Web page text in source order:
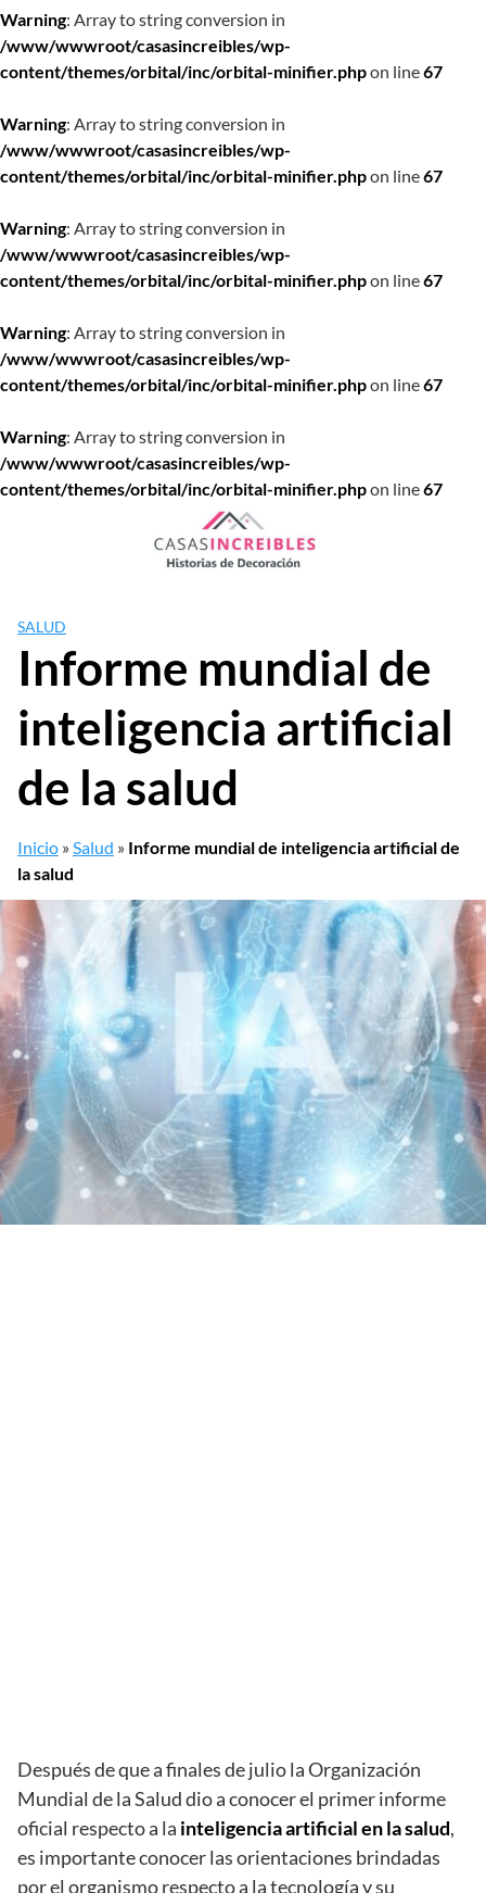
Warning: Array to string conversion in
/www/wwwroot/casasincreibles/wp-
content/themes/orbital/inc/orbital-minifier.phpon line67
Warning: Array to string conversion in
/www/wwwroot/casasincreibles/wp-
content/themes/orbital/inc/orbital-minifier.phpon line67
Warning: Array to string conversion in
/www/wwwroot/casasincreibles/wp-
content/themes/orbital/inc/orbital-minifier.phpon line67
Warning: Array to string conversion in
/www/wwwroot/casasincreibles/wp-
content/themes/orbital/inc/orbital-minifier.phpon line67
Warning: Array to string conversion in
/www/wwwroot/casasincreibles/wp-
content/themes/orbital/inc/orbital-minifier.phpon line67
SALUD
Informe mundial de
inteligencia artificial
de la salud
Inicio »Salud » Informe mundial de inteligencia artificial de
la salud
Después de que a finales de julio la Organización
Mundial de la Salud dio a conocer el primer informe
oficial respecto a la inteligencia artificial en la salud,
es importante conocer las orientaciones brindadas
por el organismo respecto a la tecnología y su